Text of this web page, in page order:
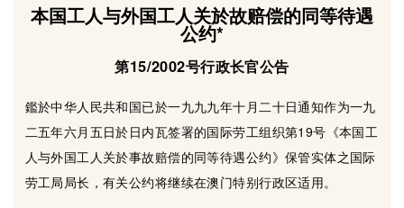
本国工人与外国工人关於故赔偿的同等待遇
公约*
第15/2002号行政长官公告
鑑於中华人民共和国已於一九九九年十月二十日通知作为一九
二五年六月五日於日内瓦签署的国际劳工组织第19号《本国工
人与外国工人关於事故赔偿的同等待遇公约》保管实体之国际
劳工局局长，有关公约将继续在澳门特别行政区适用。